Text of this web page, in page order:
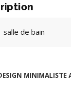
salle de bain
MINIMALISTE